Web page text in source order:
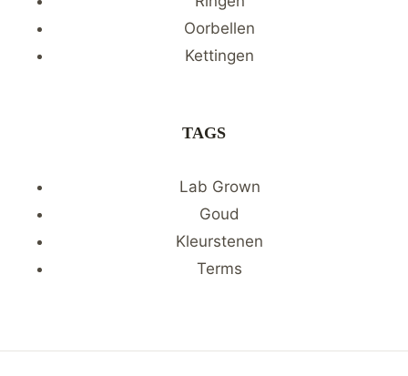
Oorbellen
Kettingen
TAGS
Lab Grown
Goud
Kleurstenen
Terms